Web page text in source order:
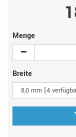
Menge
Breite